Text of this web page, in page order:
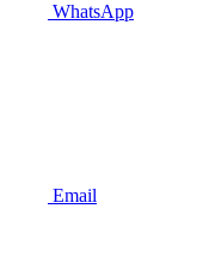
WhatsApp
Email